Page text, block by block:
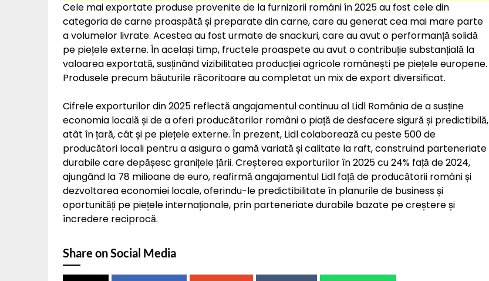
Cele mai exportate produse provenite de la furnizorii români în 2025 au fost cele din
categoria de carne proaspătă și preparate din carne, care au generat cea mai mare parte
a volumelor livrate. Acestea au fost urmate de snackuri, care au avut o performanță solidă
pe piețele externe. În același timp, fructele proaspete au avut o contribuție substanțială la
valoarea exportată, susținând vizibilitatea producției agricole românești pe piețele europene.
Produsele precum băuturile răcoritoare au completat un mix de export diversificat.
Cifrele exporturilor din 2025 reflectă angajamentul continuu al Lidl România de a susține
economia locală și de a oferi producătorilor români o piață de desfacere sigură și predictibilă,
atât în țară, cât și pe piețele externe. În prezent, Lidl colaborează cu peste 500 de
producători locali pentru a asigura o gamă variată și calitate la raft, construind parteneriate
durabile care depășesc granițele țării. Creșterea exporturilor în 2025 cu 24% față de 2024,
ajungând la 78 milioane de euro, reafirmă angajamentul Lidl față de producătorii români și
dezvoltarea economiei locale, oferindu-le predictibilitate în planurile de business și
oportunități pe piețele internaționale, prin parteneriate durabile bazate pe creștere și
încredere reciprocă.
Share on Social Media